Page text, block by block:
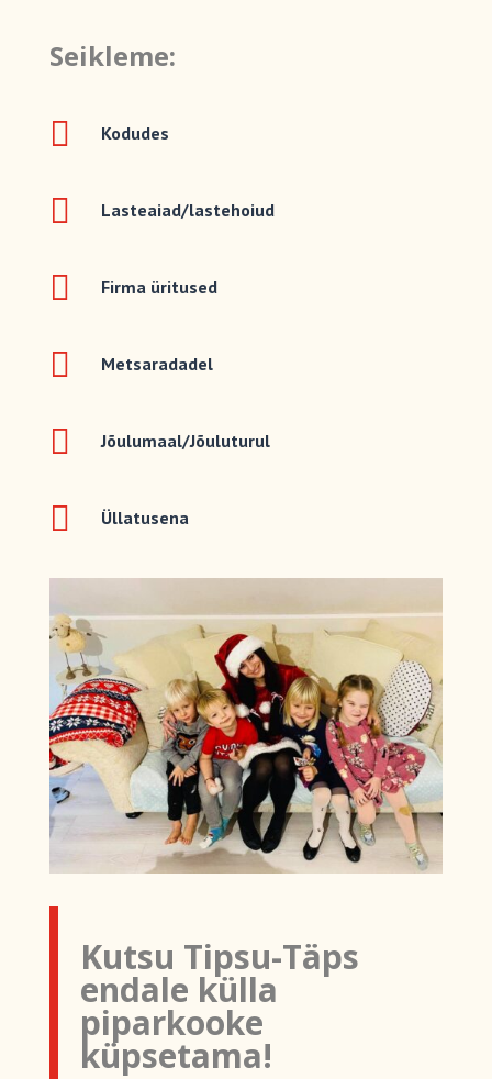
Seikleme:
 Kodudes
 Lasteaiad/lastehoiud
 Firma üritused
 Metsaradadel
 Jõulumaal/Jõuluturul
 Üllatusena
Kutsu Tipsu-Täps
endale külla
piparkooke
küpsetama!